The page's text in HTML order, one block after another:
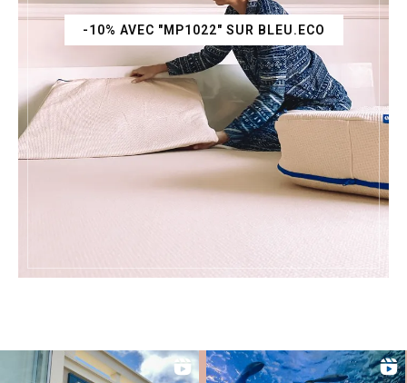
-10% AVEC "MP1022" SUR BLEU.ECO